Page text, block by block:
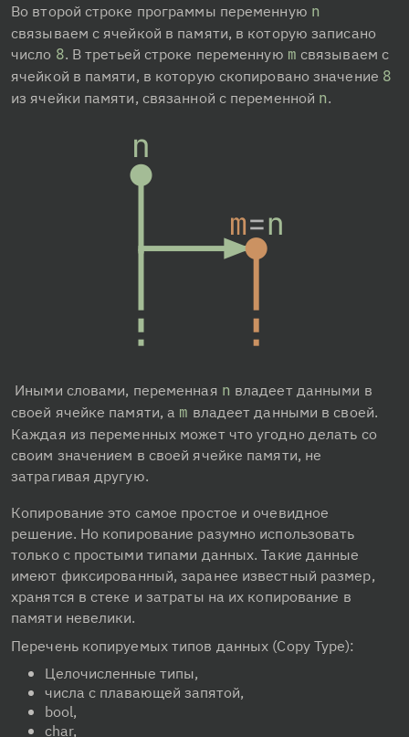
Во второй строке программы переменную n
связываем с ячейкой в памяти, в которую записано
число 8. В третьей строке переменную m связываем с
ячейкой в памяти, в которую скопировано значение 8
из ячейки памяти, связанной с переменной n.
Иными словами, переменная n владеет данными в
своей ячейке памяти, а m владеет данными в своей.
Каждая из переменных может что угодно делать со
своим значением в своей ячейке памяти, не
затрагивая другую.
Копирование это самое простое и очевидное
решение. Но копирование разумно использовать
только с простыми типами данных. Такие данные
имеют фиксированный, заранее известный размер,
хранятся в стеке и затраты на их копирование в
памяти невелики.
Перечень копируемых типов данных (Copy Type):
Целочисленные типы,
числа с плавающей запятой,
bool,
char,